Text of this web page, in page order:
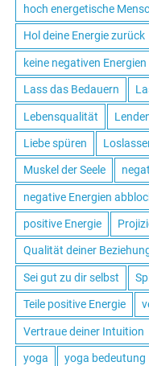
hoch energetische
Hol deine Energie zurück
keine negativen Energien
Lass das Bedauern
Lebensqualität
Liebe spüren
Muskel der Seele
negative Energien
positive Energie
Qualität deiner
Sei gut zu dir selbst
Teile positive Energie
Vertraue deiner Intuition
yoga yoga bedeutung